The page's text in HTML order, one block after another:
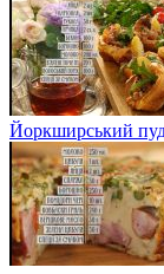
Йоркширський